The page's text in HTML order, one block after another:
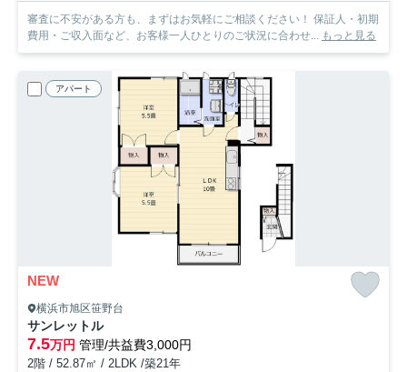
審査に不安がある方も、まずはお気軽にご相談ください！ 保証人・初期
費用・ご収入面など、お客様一人ひとりのご状況に合わせ... もっと見る
アパート
NEW
横浜市旭区笹野台
サンレットル
7.5万円 管理/共益費3,000円
2階 / 52.87㎡ / 2LDK /築21年